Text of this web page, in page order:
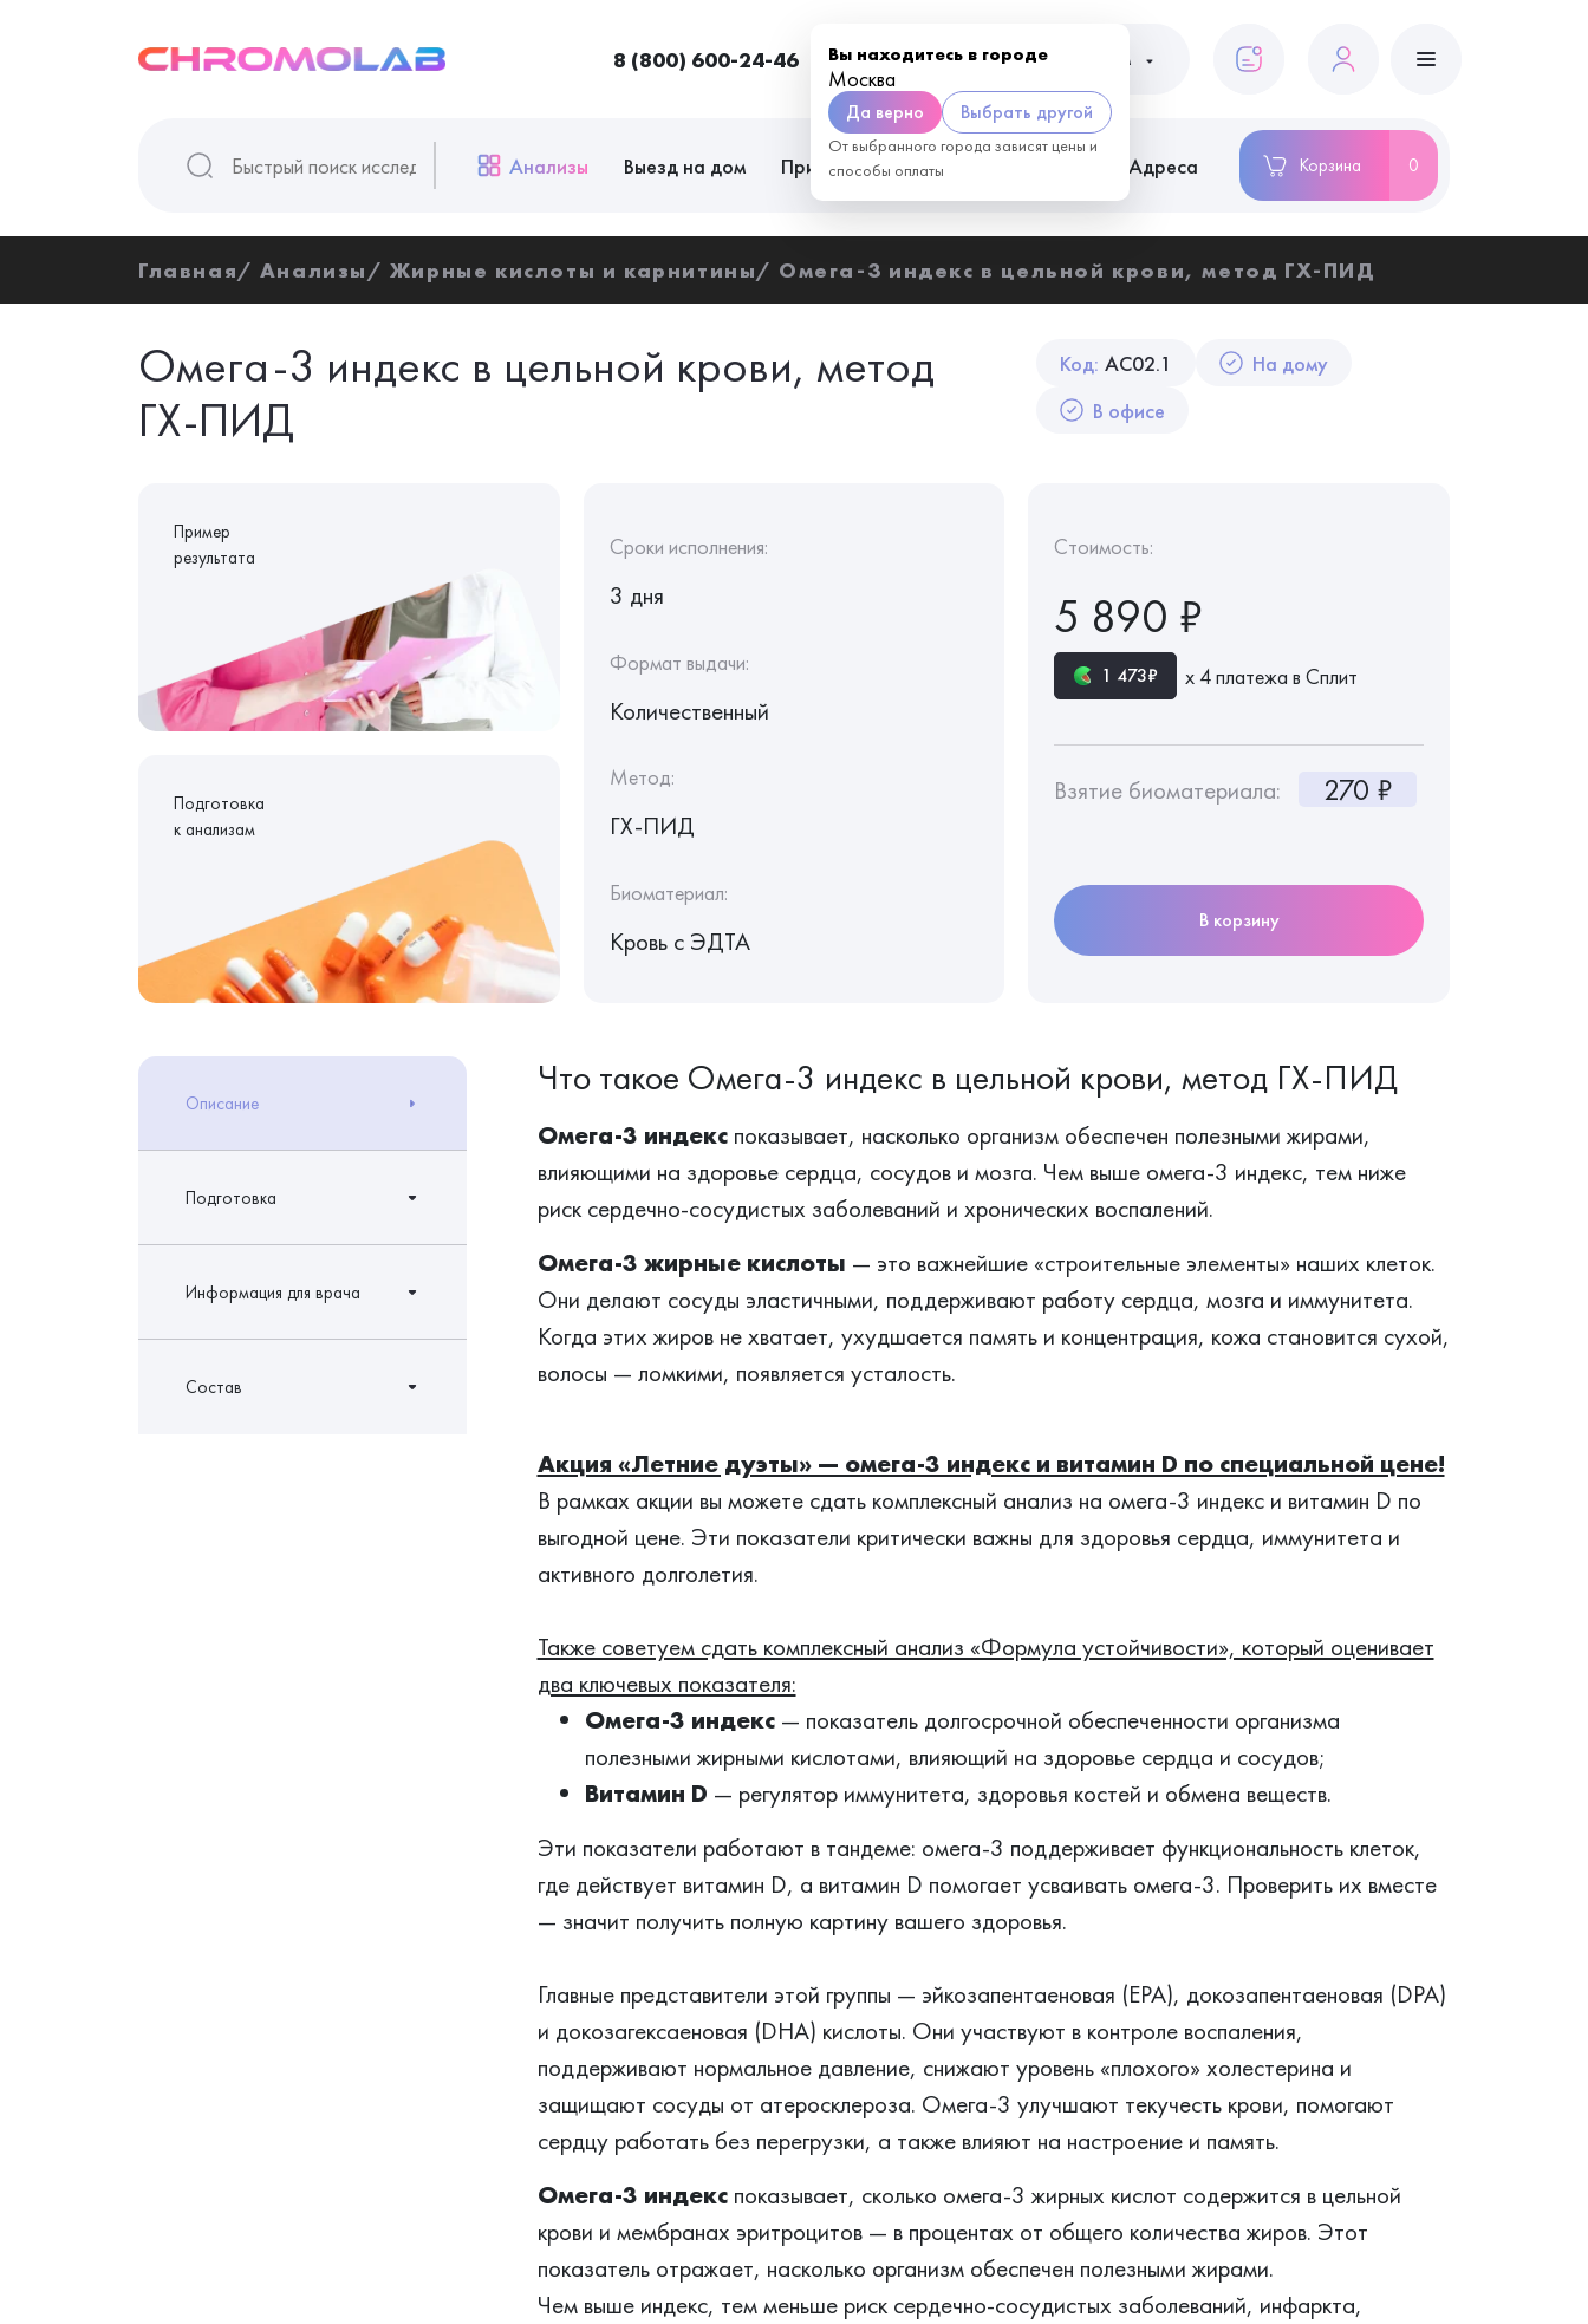
8 (800) 600-24-46 Вы находитесь в городе
Москва
Да верно Выбрать другой
От выбранного города зависят цены и
способы оплаты
Москва Пациентам
Анализы Выезд на дом Приём врачей Адреса Корзина 0
Главная Анализы Жирные кислоты и карнитины Омега-3 индекс в цельной крови, метод ГХ-ПИД
Код: AC02.1
На дому
В офисе
Омега-3 индекс в цельной крови, метод
ГХ-ПИД
Пример
результата
Подготовка
к анализам
Сроки исполнения:
3 дня
Формат выдачи:
Количественный
Метод:
ГХ-ПИД
Биоматериал:
Кровь c ЭДТА
Стоимость:
5 890 ₽
1 473₽ х 4 платежа в Сплит
Взятие биоматериала: 270 ₽
В корзину
Описание
Подготовка
Информация для врача
Состав
Что такое Омега-3 индекс в цельной крови, метод ГХ-ПИД
Омега-3 индекспоказывает, насколько организм обеспечен полезными жирами,
влияющими на здоровье сердца, сосудов и мозга. Чем выше омега-3 индекс, тем ниже
риск сердечно-сосудистых заболеваний и хронических воспалений.
Омега-3 жирные кислоты — это важнейшие «строительные элементы» наших клеток.
Они делают сосуды эластичными, поддерживают работу сердца, мозга и иммунитета.
Когда этих жиров не хватает, ухудшается память и концентрация, кожа становится сухой,
волосы — ломкими, появляется усталость.
Акция «Летние дуэты» — омега-3 индекс и витамин D по специальной цене!
В рамках акции вы можете сдать комплексный анализ на омега-3 индекс и витамин D по
выгодной цене. Эти показатели критически важны для здоровья сердца, иммунитета и
активного долголетия.
Также советуем сдать комплексный анализ «Формула устойчивости», который оценивает
два ключевых показателя:
Омега-3 индекс— показатель долгосрочной обеспеченности организма
полезными жирными кислотами, влияющий на здоровье сердца и сосудов;
Витамин D — регулятор иммунитета, здоровья костей и обмена веществ.
Эти показатели работают в тандеме: омега-3 поддерживает функциональность клеток,
где действует витамин D, а витамин D помогает усваивать омега-3. Проверить их вместе
— значит получить полную картину вашего здоровья.
Главные представители этой группы — эйкозапентаеновая (EPA), докозапентаеновая (DPA)
и докозагексаеновая (DHA) кислоты. Они участвуют в контроле воспаления,
поддерживают нормальное давление, снижают уровень «плохого» холестерина и
защищают сосуды от атеросклероза. Омега-3 улучшают текучесть крови, помогают
сердцу работать без перегрузки, а также влияют на настроение и память.
Омега-3 индекспоказывает, сколько омега-3 жирных кислот содержится в цельной
крови и мембранах эритроцитов — в процентах от общего количества жиров. Этот
показатель отражает, насколько организм обеспечен полезными жирами.
Чем выше индекс, тем меньше риск сердечно-сосудистых заболеваний, инфаркта,